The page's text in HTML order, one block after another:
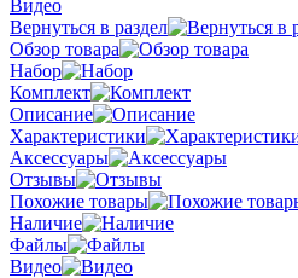
Видео
Вернуться в раздел
Обзор товара
Набор
Комплект
Описание
Характеристики
Аксессуары
Отзывы
Похожие товары
Наличие
Файлы
Видео